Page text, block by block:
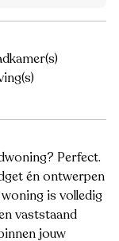
Perfect.
én ontwerpen
is volledig
vaststaand
jouw